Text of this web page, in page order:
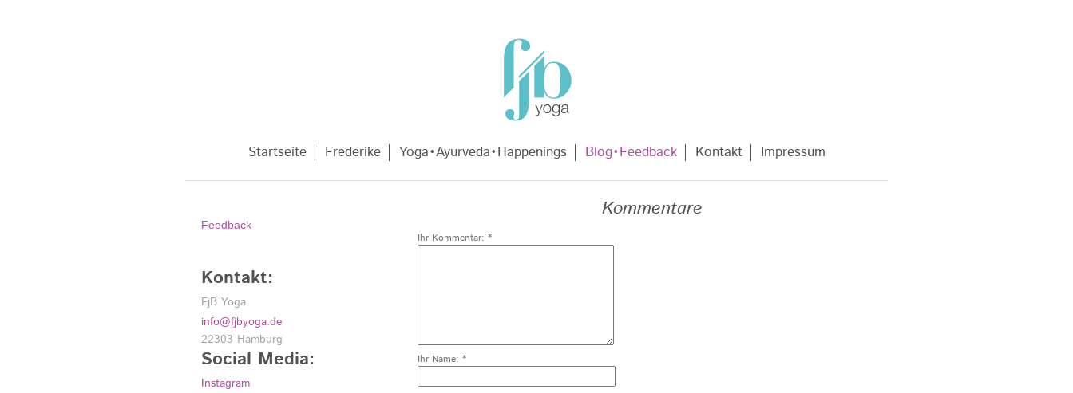
Startseite Frederike Yoga•Ayurveda•Happenings Blog•Feedback Kontakt Impressum
Kommentare
Ihr Kommentar: *
Ihr Name: *
Feedback
Kontakt:
FjB Yoga
info@fjbyoga.de
22303 Hamburg
Social Media:
Instagram